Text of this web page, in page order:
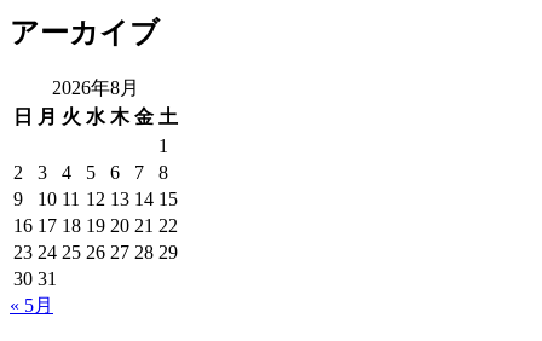
アーカイブ
2026年8月
日
月 火 水 木 金 土
1
2
3 4 5 6 7
8
9
10 11 12 13 14 15
16 17 18 19 20 21 22
23 24 25 26 27 28 29
30 31
« 5月